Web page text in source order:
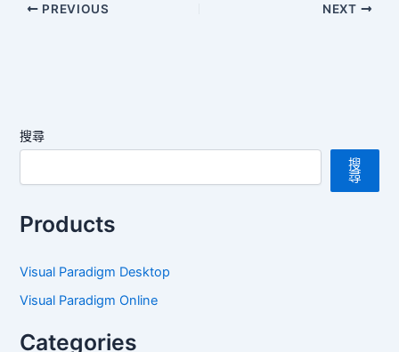
PREVIOUS NEXT
搜尋
搜
尋
Products
Visual Paradigm Desktop
Visual Paradigm Online
Categories